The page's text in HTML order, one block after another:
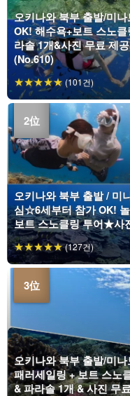
오키나와 북부 출발/미
OK! 해수욕+보트 스노
라솔 1개&사진 무료 제
(No.610)
(101건)
오키나와 북부 출발 / 미
심☆6세부터 참가 OK!
보트 스노클링 투어★사
(127건)
오키나와 북부 출발/미
패러세일링 + 보트 스노
& 파라솔 1개 & 사진 무